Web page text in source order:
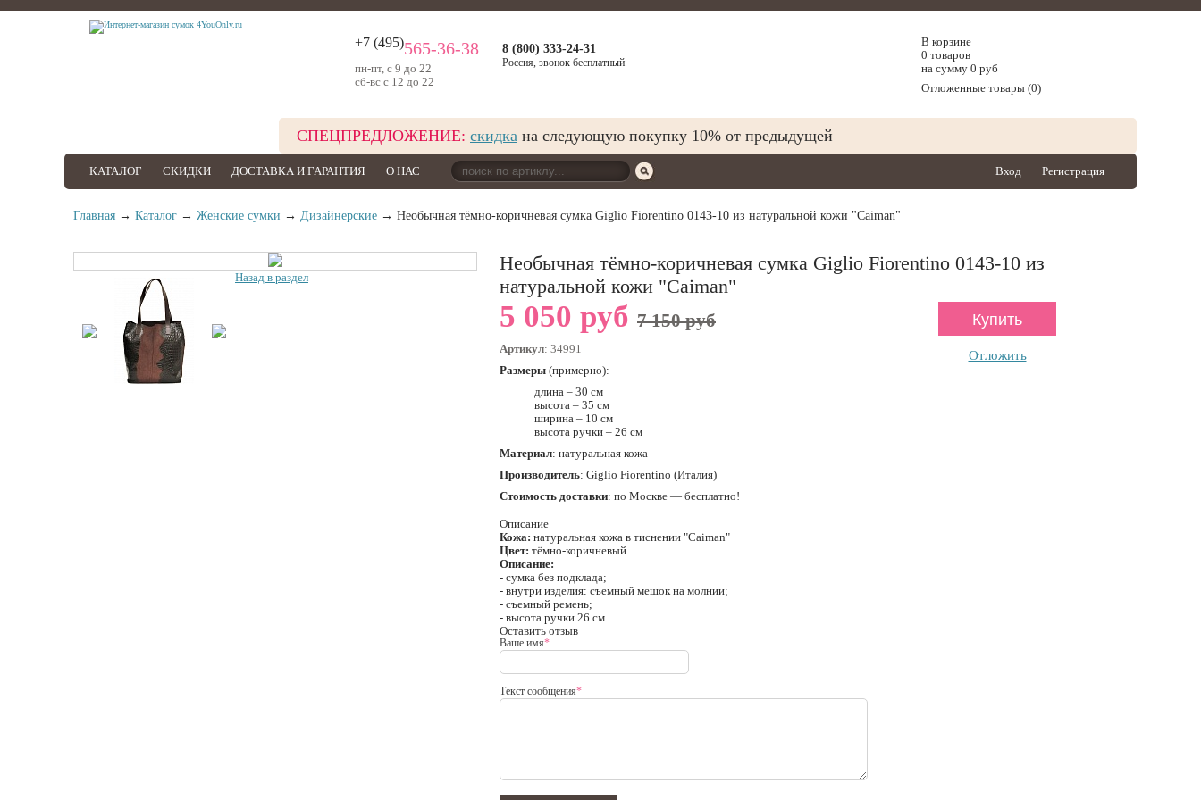
+7 (495)565-36-38
пн-пт, с 9 до 22
сб-вс с 12 до 22
8 (800) 333-24-31
Россия, звонок бесплатный
В корзине
0 товаров
на сумму 0 руб
Отложенные товары (0)
СПЕЦПРЕДЛОЖЕНИЕ: скидка на следующую покупку 10% от предыдущей
КАТАЛОГ СКИДКИ ДОСТАВКА И ГАРАНТИЯ О НАС Вход Регистрация
Главная → Каталог → Женские сумки → Дизайнерские → Необычная тёмно-коричневая сумка Giglio Fiorentino 0143-10 из натуральной кожи "Caiman"
Назад в раздел
Необычная тёмно-коричневая сумка Giglio Fiorentino 0143-10 из
натуральной кожи "Caiman"
Отложить
5 050 руб 7 150 руб
Артикул: 34991
Размеры (примерно):
длина – 30 см
высота – 35 см
ширина – 10 см
высота ручки – 26 см
Материал: натуральная кожа
Производитель: Giglio Fiorentino (Италия)
Стоимость доставки: по Москве — бесплатно!
Описание
Кожа: натуральная кожа в тиснении "Caiman"
Цвет: тёмно-коричневый
Описание:
- сумка без подклада;
- внутри изделия: съемный мешок на молнии;
- съемный ремень;
- высота ручки 26 см.
Оставить отзыв
Ваше имя*
Текст сообщения*